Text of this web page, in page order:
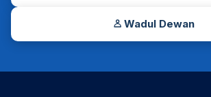
Wadul Dewan